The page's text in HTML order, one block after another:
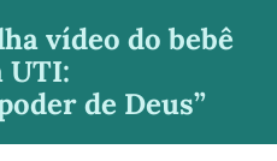
vídeo do bebê
UTI:
de Deus”